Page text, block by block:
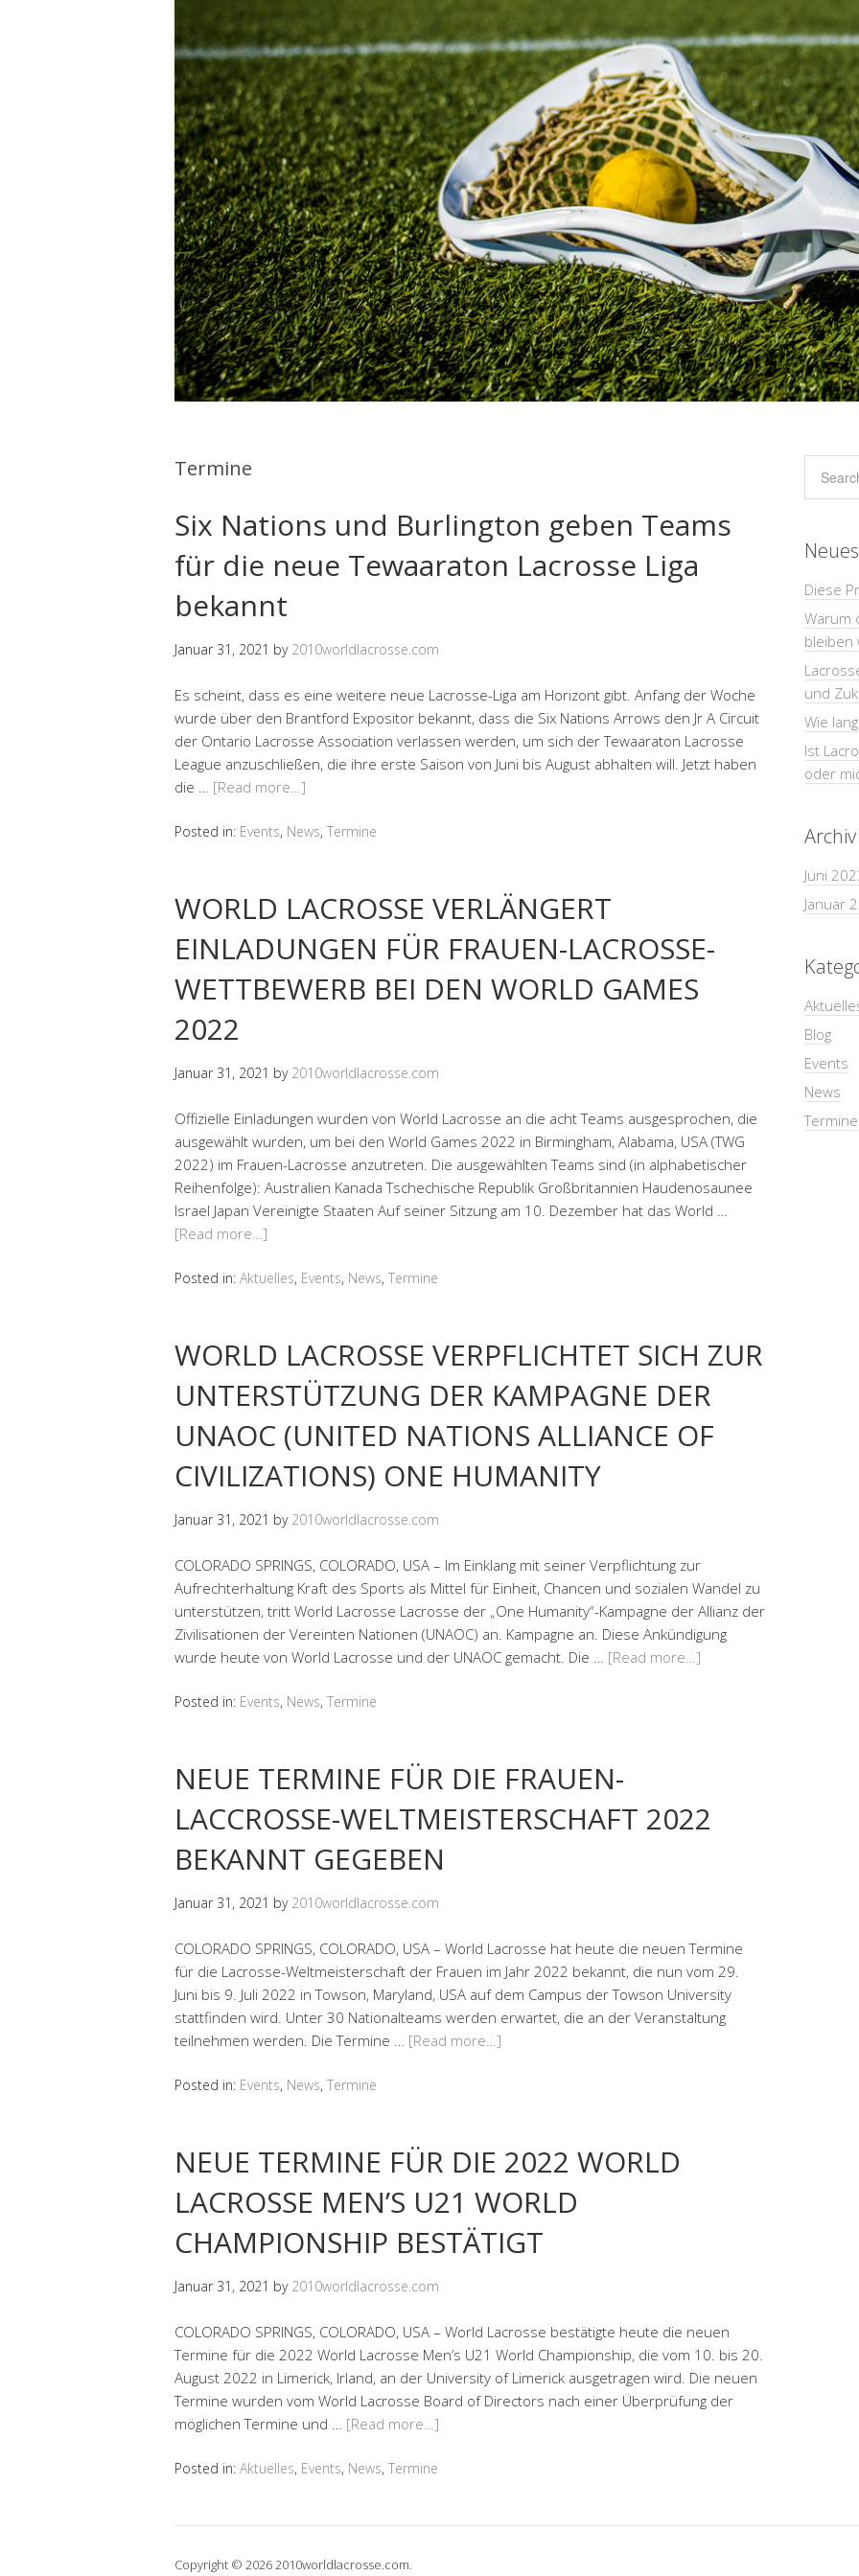
Termine
Six Nations und Burlington geben Teams
für die neue Tewaaraton Lacrosse Liga
bekannt
Januar 31, 2021 by 2010worldlacrosse.com
Es scheint, dass es eine weitere neue Lacrosse-Liga am Horizont gibt. Anfang der Woche
wurde über den Brantford Expositor bekannt, dass die Six Nations Arrows den Jr A Circuit
der Ontario Lacrosse Association verlassen werden, um sich der Tewaaraton Lacrosse
League anzuschließen, die ihre erste Saison von Juni bis August abhalten will. Jetzt haben
die … [Read more…]
Posted in: Events, News, Termine
WORLD LACROSSE VERLÄNGERT
EINLADUNGEN FÜR FRAUEN-LACROSSE-
WETTBEWERB BEI DEN WORLD GAMES
2022
Januar 31, 2021 by 2010worldlacrosse.com
Offizielle Einladungen wurden von World Lacrosse an die acht Teams ausgesprochen, die
ausgewählt wurden, um bei den World Games 2022 in Birmingham, Alabama, USA (TWG
2022) im Frauen-Lacrosse anzutreten. Die ausgewählten Teams sind (in alphabetischer
Reihenfolge): Australien Kanada Tschechische Republik Großbritannien Haudenosaunee
Israel Japan Vereinigte Staaten Auf seiner Sitzung am 10. Dezember hat das World …
[Read more…]
Posted in: Aktuelles, Events, News, Termine
WORLD LACROSSE VERPFLICHTET SICH ZUR
UNTERSTÜTZUNG DER KAMPAGNE DER
UNAOC (UNITED NATIONS ALLIANCE OF
CIVILIZATIONS) ONE HUMANITY
Januar 31, 2021 by 2010worldlacrosse.com
COLORADO SPRINGS, COLORADO, USA – Im Einklang mit seiner Verpflichtung zur
Aufrechterhaltung Kraft des Sports als Mittel für Einheit, Chancen und sozialen Wandel zu
unterstützen, tritt World Lacrosse Lacrosse der „One Humanity“-Kampagne der Allianz der
Zivilisationen der Vereinten Nationen (UNAOC) an. Kampagne an. Diese Ankündigung
wurde heute von World Lacrosse und der UNAOC gemacht. Die … [Read more…]
Posted in: Events, News, Termine
NEUE TERMINE FÜR DIE FRAUEN-
LACCROSSE-WELTMEISTERSCHAFT 2022
BEKANNT GEGEBEN
Januar 31, 2021 by 2010worldlacrosse.com
COLORADO SPRINGS, COLORADO, USA – World Lacrosse hat heute die neuen Termine
für die Lacrosse-Weltmeisterschaft der Frauen im Jahr 2022 bekannt, die nun vom 29.
Juni bis 9. Juli 2022 in Towson, Maryland, USA auf dem Campus der Towson University
stattfinden wird. Unter 30 Nationalteams werden erwartet, die an der Veranstaltung
teilnehmen werden. Die Termine … [Read more…]
Posted in: Events, News, Termine
NEUE TERMINE FÜR DIE 2022 WORLD
LACROSSE MEN’S U21 WORLD
CHAMPIONSHIP BESTÄTIGT
Januar 31, 2021 by 2010worldlacrosse.com
COLORADO SPRINGS, COLORADO, USA – World Lacrosse bestätigte heute die neuen
Termine für die 2022 World Lacrosse Men’s U21 World Championship, die vom 10. bis 20.
August 2022 in Limerick, Irland, an der University of Limerick ausgetragen wird. Die neuen
Termine wurden vom World Lacrosse Board of Directors nach einer Überprüfung der
möglichen Termine und … [Read more…]
Posted in: Aktuelles, Events, News, Termine
Diese
Warum
bleiben
und
Wie
Ist
oder
Archiv
Juni
Januar
Blog
Events
News
Termine
Copyright © 2026 2010worldlacrosse.com.